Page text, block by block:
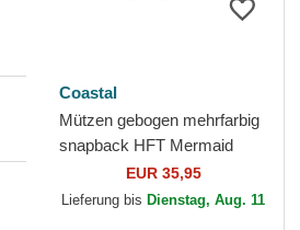
Coastal
Mützen gebogen mehrfarbig
snapback HFT Mermaid
Weed von Coastal
EUR 35,95
Lieferung bis Dienstag, Aug. 11